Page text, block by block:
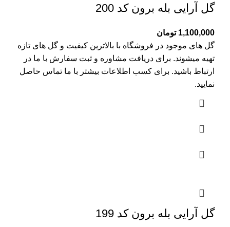
گل آرایی بله برون کد 200
1,100,000 تومان
گل های موجود در فروشگاه با بالاترین کیفیت و گل های تازه
تهیه میشوند. برای دریافت مشاوره و ثبت سفارش با ما در
ارتباط باشید. برای کسب اطلاعات بیشتر با ما تماس حاصل
نمایید.
گل آرایی بله برون کد 199